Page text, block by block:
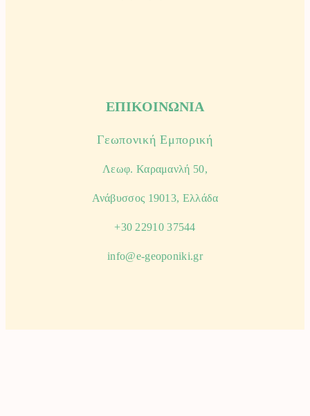
ΕΠΙΚΟΙΝΩΝΙΑ
Γεωπονική Εμπορική
Λεωφ. Καραμανλή 50,
Ανάβυσσος 19013, Ελλάδα
+30 22910 37544
info@e-geoponiki.gr